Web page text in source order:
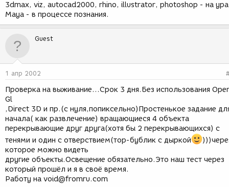
3dmax, viz, autocad2000, rhino, illustrator, photoshop - на
Maya - в процессе познания.
Guest
1 апр 2002
Проверка на выживание...Срок 3 дня.Без использования
Gl
,Direct 3D и пр.(с нуля,попиксельно)Простенькое задание
начала( как развлечение) вращающиеся 4 объекта
перекрывающие друг друга(хотя бы 2 перекрывающихся) с
тенями и один с отверствием(тор-бублик с дыркой
которое можно видеть
другие объекты.Освещение обязательно.Это наш тест через
который прошёл и я в своё время.
Работу на void@fromru.com